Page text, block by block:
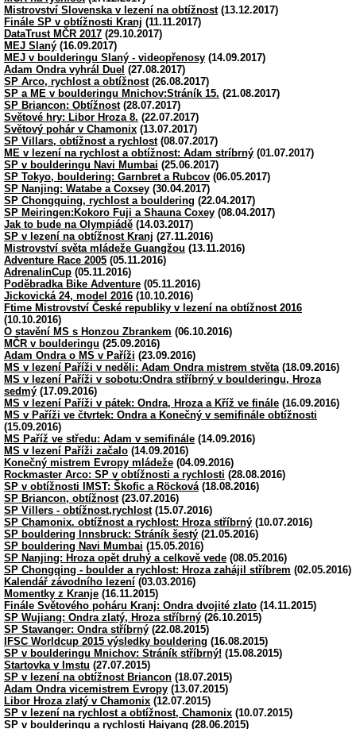
Mistrovství Slovenska v lezení na obtížnost(13.12.2017)
Finále SP v obtížnosti Kranj (11.11.2017)
DataTrust MČR 2017 (29.10.2017)
MEJ Slaný (16.09.2017)
MEJ v boulderingu Slaný - videopřenosy (14.09.2017)
Adam Ondra vyhrál Duel (27.08.2017)
SP Arco, rychlost a obtížnost(26.08.2017)
SP a ME v boulderingu Mnichov:Stráník 15. (21.08.2017)
SP Briancon: Obtížnost(28.07.2017)
Světové hry: Libor Hroza 8. (22.07.2017)
Světový pohár v Chamonix (13.07.2017)
SP Villars, obtížnost a rychlost(08.07.2017)
ME v lezení na rychlost a obtížnost: Adam stríbrný (01.07.2017)
SP v boulderingu Navi Mumbai (25.06.2017)
SP Tokyo, bouldering: Garnbret a Rubcov (06.05.2017)
SP Nanjing: Watabe a Coxsey (30.04.2017)
SP Chongquing, rychlost a bouldering (22.04.2017)
SP Meiringen:Kokoro Fuji a Shauna Coxey (08.04.2017)
Jak to bude na Olympiádě (14.03.2017)
SP v lezení na obtížnost Kranj (27.11.2016)
Mistrovství světa mládeže Guangžou (13.11.2016)
Adventure Race 2005 (05.11.2016)
AdrenalinCup (05.11.2016)
Poděbradka Bike Adventure (05.11.2016)
Jickovická 24, model 2016 (10.10.2016)
Ftime Mistrovství České republiky v lezení na obtížnost 2016
(10.10.2016)
O stavění MS s Honzou Zbrankem (06.10.2016)
MČR v boulderingu (25.09.2016)
Adam Ondra o MS v Paříži (23.09.2016)
MS v lezení Paříži v neděli: Adam Ondra mistrem stvěta (18.09.2016)
MS v lezení Paříži v sobotu:Ondra stříbrný v boulderingu, Hroza
sedmý (17.09.2016)
MS v lezení Paříži v pátek: Ondra, Hroza a Kříž ve finále (16.09.2016)
MS v Paříži ve čtvrtek: Ondra a Konečný v semifinále obtížnosti
(15.09.2016)
MS Paříž ve středu: Adam v semifinále (14.09.2016)
MS v lezení Paříži začalo (14.09.2016)
Konečný mistrem Evropy mládeže (04.09.2016)
Rockmaster Arco: SP v obtížnosti a rychlosti (28.08.2016)
SP v obtížnosti IMST: Škofic a Röcková (18.08.2016)
SP Briancon, obtížnost(23.07.2016)
SP Villers - obtížnost,rychlost(15.07.2016)
SP Chamonix. obtížnost a rychlost: Hroza stříbrný (10.07.2016)
SP bouldering Innsbruck: Stráník šestý (21.05.2016)
SP bouldering Navi Mumbai (15.05.2016)
SP Nanjing: Hroza opět druhý a celkově vede (08.05.2016)
SP Chongqing - boulder a rychlost: Hroza zahájil stříbrem (02.05.2016)
Kalendář závodního lezení (03.03.2016)
Momentky z Kranje (16.11.2015)
Finále Světového poháru Kranj: Ondra dvojité zlato (14.11.2015)
SP Wujiang: Ondra zlatý, Hroza stříbrný (26.10.2015)
SP Stavanger: Ondra stříbrný (22.08.2015)
IFSC Worldcup 2015 výsledky bouldering (16.08.2015)
SP v boulderingu Mnichov: Stráník stříbrný! (15.08.2015)
Startovka v Imstu (27.07.2015)
SP v lezení na obtížnost Briancon (18.07.2015)
Adam Ondra vicemistrem Evropy (13.07.2015)
Libor Hroza zlatý v Chamonix (12.07.2015)
SP v lezení na rychlost a obtížnost, Chamonix (10.07.2015)
SP v boulderingu a rychlosti Haiyang (28.06.2015)